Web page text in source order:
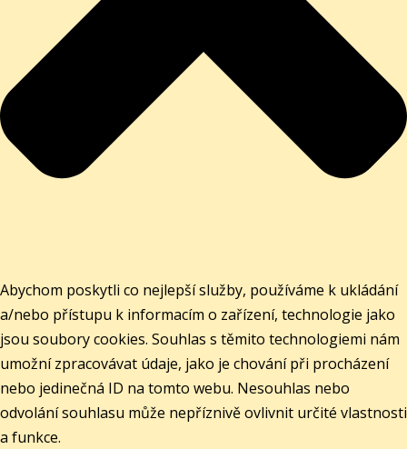
Abychom poskytli co nejlepší služby, používáme k ukládání
a/nebo přístupu k informacím o zařízení, technologie jako
jsou soubory cookies. Souhlas s těmito technologiemi nám
umožní zpracovávat údaje, jako je chování při procházení
nebo jedinečná ID na tomto webu. Nesouhlas nebo
odvolání souhlasu může nepříznivě ovlivnit určité vlastnosti
a funkce.